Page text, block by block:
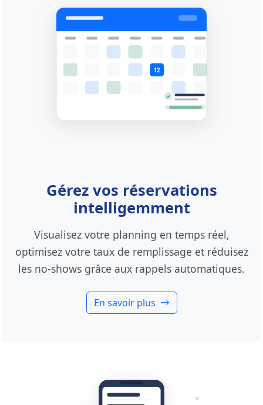
12
✓
Gérez vos réservations
intelligemment
Visualisez votre planning en temps réel,
optimisez votre taux de remplissage et réduisez
les no-shows grâce aux rappels automatiques.
En savoir plus